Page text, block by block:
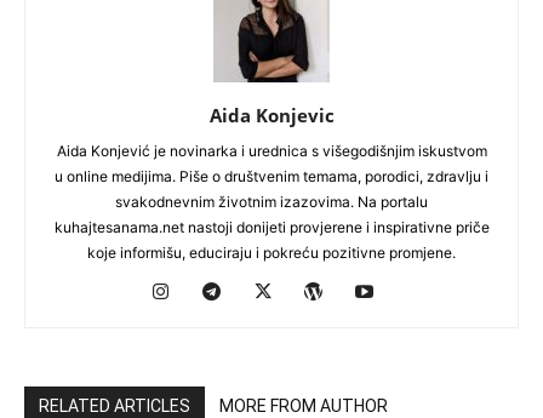
Aida Konjevic
Aida Konjević je novinarka i urednica s višegodišnjim iskustvom
u online medijima. Piše o društvenim temama, porodici, zdravlju i
svakodnevnim životnim izazovima. Na portalu
kuhajtesanama.net nastoji donijeti provjerene i inspirativne priče
koje informišu, educiraju i pokreću pozitivne promjene.
RELATED ARTICLES MORE FROM AUTHOR